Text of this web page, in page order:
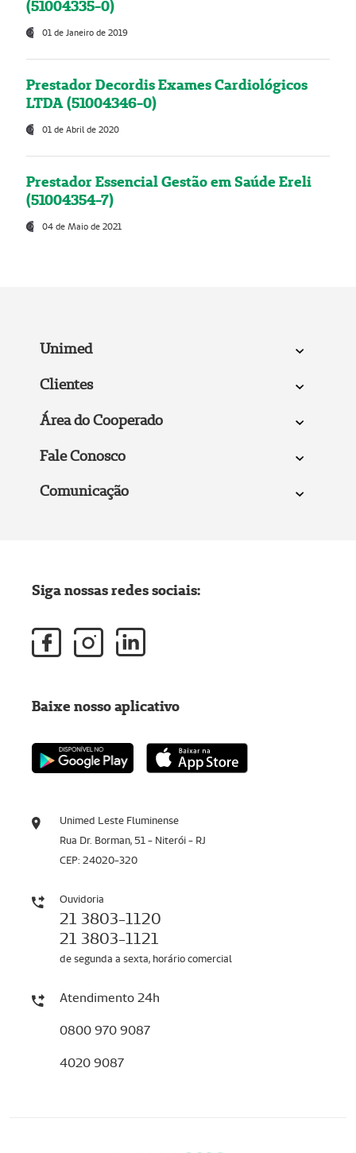
(51004335-0)
01 de Janeiro de 2019
Prestador Decordis Exames Cardiológicos
LTDA (51004346-0)
01 de Abril de 2020
Prestador Essencial Gestão em Saúde Ereli
(51004354-7)
04 de Maio de 2021
Unimed
Clientes
Área do Cooperado
Fale Conosco
Comunicação
Unimed Leste Fluminense
Rua Dr. Borman, 51 - Niterói - RJ
CEP: 24020-320
Ouvidoria
21 3803-1120
21 3803-1121
de segunda a sexta, horário comercial
Atendimento 24h
0800 970 9087
4020 9087
Siga nossas redes sociais:
Baixe nosso aplicativo